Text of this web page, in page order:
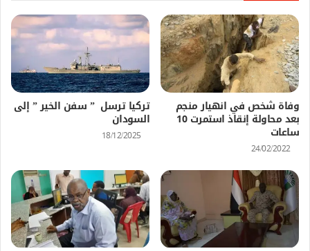
وفاة شخص في انهيار منجم
بعد محاولة إنقاذ استمرت 10
ساعات
24/02/2022
تركيا ترسل ” سفن الخير ” إلى
السودان
18/12/2025